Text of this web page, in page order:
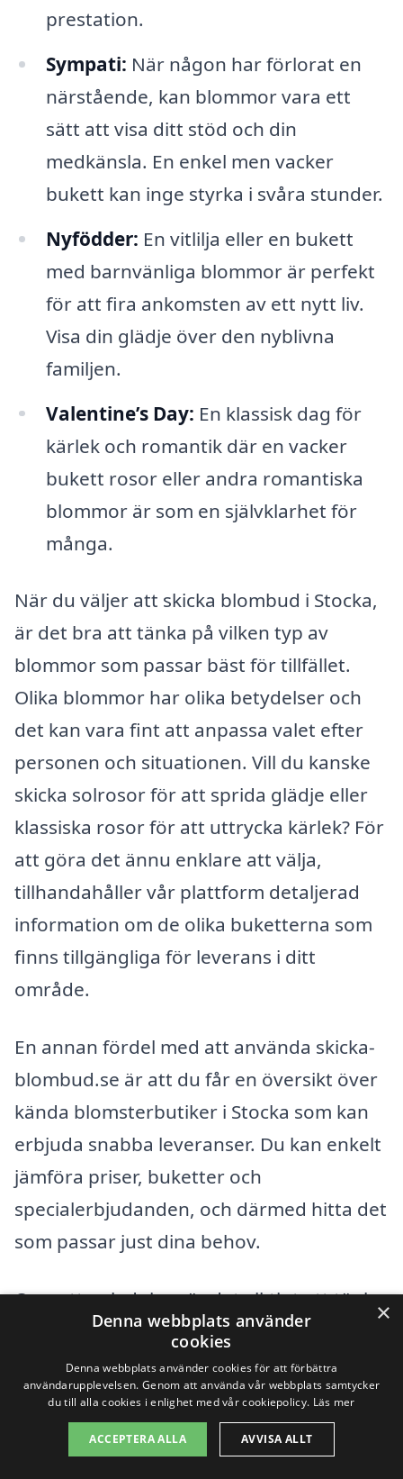
prestation.
Sympati: När någon har förlorat en
närstående, kan blommor vara ett
sätt att visa ditt stöd och din
medkänsla. En enkel men vacker
bukett kan inge styrka i svåra stunder.
Nyfödder: En vitlilja eller en bukett
med barnvänliga blommor är perfekt
för att fira ankomsten av ett nytt liv.
Visa din glädje över den nyblivna
familjen.
Valentine’s Day: En klassisk dag för
kärlek och romantik där en vacker
bukett rosor eller andra romantiska
blommor är som en självklarhet för
många.
När du väljer att skicka blombud i Stocka,
är det bra att tänka på vilken typ av
blommor som passar bäst för tillfället.
Olika blommor har olika betydelser och
det kan vara fint att anpassa valet efter
personen och situationen. Vill du kanske
skicka solrosor för att sprida glädje eller
klassiska rosor för att uttrycka kärlek? För
att göra det ännu enklare att välja,
tillhandahåller vår plattform detaljerad
information om de olika buketterna som
finns tillgängliga för leverans i ditt
område.
En annan fördel med att använda skicka-
blombud.se är att du får en översikt över
kända blomsterbutiker i Stocka som kan
erbjuda snabba leveranser. Du kan enkelt
jämföra priser, buketter och
specialerbjudanden, och därmed hitta det
som passar just dina behov.
Oavsett anledning, är det viktigt att tänka
på att en blombukett inte bara är vacker –
det är en symbol för dina känslor. Så nästa
gång du har ett speciellt tillfälle eller bara
vill göra någon glad, tveka inte att skicka
blombud i Stocka. Med bara några klick
×
Denna webbplats använder
cookies
Denna webbplats använder cookies för att förbättra
användarupplevelsen. Genom att använda vår webbplats samtycker
du till alla cookies i enlighet med vår cookiepolicy. Läs mer
ACCEPTERA ALLA AVVISA ALLT